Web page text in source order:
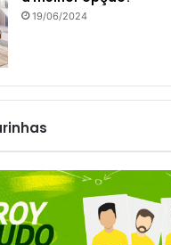
19/06/2024